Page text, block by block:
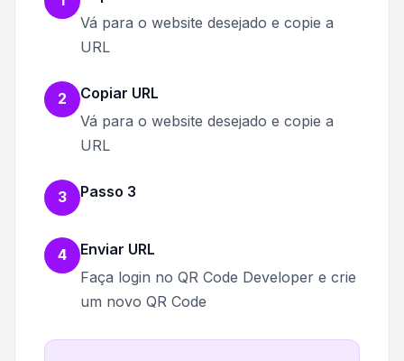
Vá para o website desejado e copie a
URL
2
Copiar URL
Vá para o website desejado e copie a
URL
3 Passo 3
4
Enviar URL
Faça login no QR Code Developer e crie
um novo QR Code